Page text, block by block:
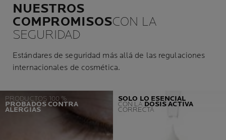
NUESTROS
COMPROMISOSCON LA
SEGURIDAD
Estándares de seguridad más allá de las regulaciones
internacionales de cosmética.
PRODUCTOS 100 %
PROBADOS CONTRA
ALERGIAS
SOLO LO ESENCIAL
CON LA DOSIS ACTIVA
CORRECTA